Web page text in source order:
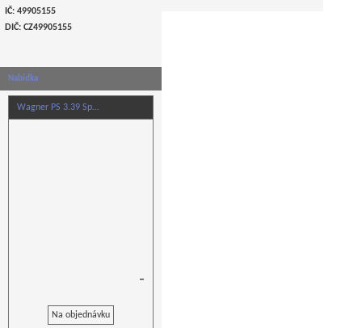
IČ: 49905155
DIČ: CZ49905155
Nabídka
Wagner PS 3.39 Sp…
–
Na objednávku